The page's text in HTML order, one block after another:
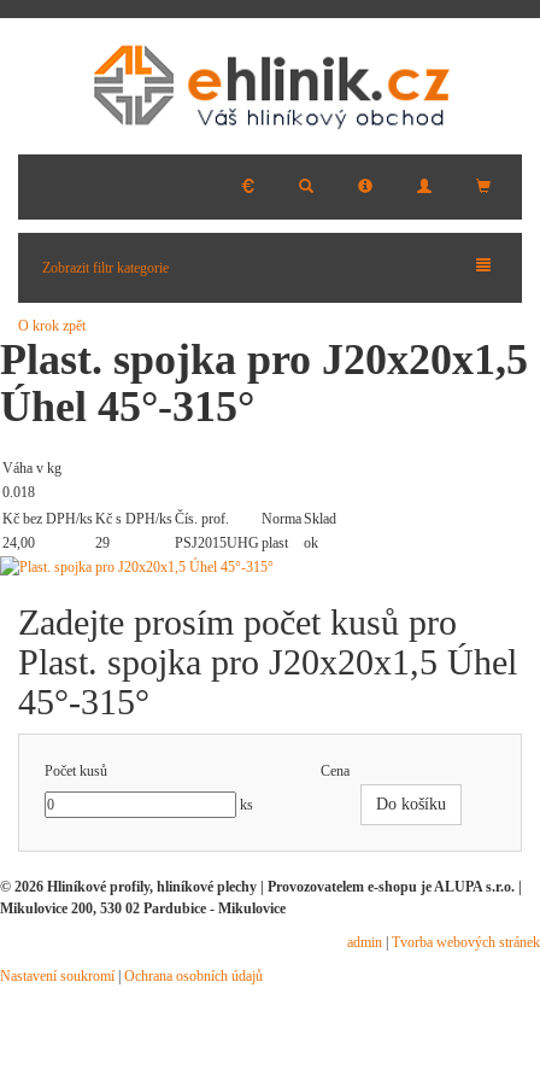
Zobrazit filtr kategorie
O krok zpět
Plast. spojka pro J20x20x1,5
Úhel 45°-315°
Váha v kg
0.018
Kč bez DPH/ksKč s DPH/ksČís. prof. NormaSklad
24,00
29 PSJ2015UHG plast ok
Zadejte prosím počet kusů pro
Plast. spojka pro J20x20x1,5 Úhel
45°-315°
Počet kusů
Cena
ks
Do košíku
© 2026 Hliníkové profily, hliníkové plechy | Provozovatelem e-shopu je ALUPA s.r.o. |
Mikulovice 200, 530 02 Pardubice - Mikulovice
admin Tvorba webových stránek
Nastavení soukromí Ochrana osobních údajů